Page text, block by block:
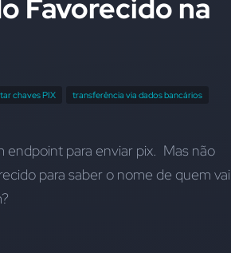
Favorecido na
chaves PIX
transferência via dados bancários
para enviar pix.  Mas não
para saber o nome de quem vai